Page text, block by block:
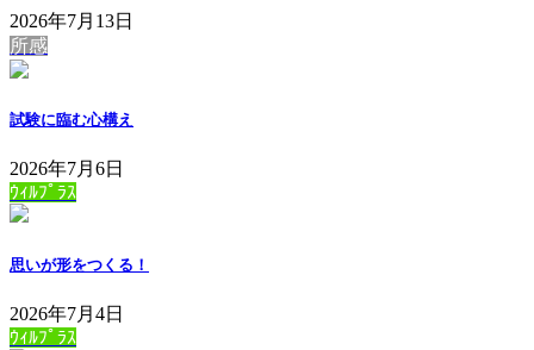
2026年7月13日
所感
試験に臨む心構え
2026年7月6日
ｳｨﾙﾌﾟﾗｽ
思いが形をつくる！
2026年7月4日
ｳｨﾙﾌﾟﾗｽ